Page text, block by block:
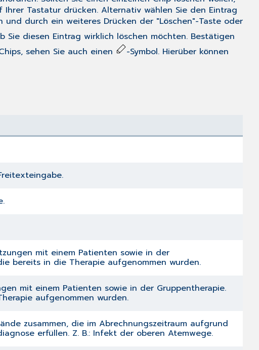
Tastatur drücken. Alternativ wählen Sie den Eintrag
durch ein weiteres Drücken der "Löschen"-Taste oder
diesen Eintrag wirklich löschen möchten. Bestätigen
sehen Sie auch einen
-Symbol. Hierüber können
mit einem Patienten sowie in der
bereits in die Therapie aufgenommen wurden.
mit einem Patienten sowie in der Gruppentherapie.
aufgenommen wurden.
zusammen, die im Abrechnungszeitraum aufgrund
erfüllen. Z. B.: Infekt der oberen Atemwege.